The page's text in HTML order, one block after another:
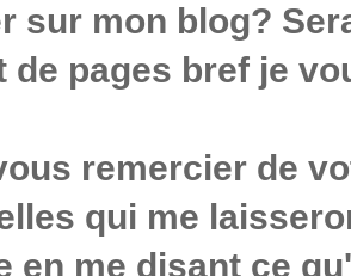
sur mon blog?
de pages bref je
remercier de
qui me
en me disant ce